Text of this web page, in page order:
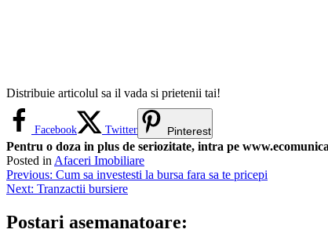
Distribuie articolul sa il vada si prietenii tai!
Facebook Twitter Pinterest
Pentru o doza in plus de seriozitate, intra pe
Posted in Afaceri Imobiliare
Navigare
în
articole
Previous: Cum sa investesti la bursa fara sa te pricepi
Next: Tranzactii bursiere
Postari asemanatoare: